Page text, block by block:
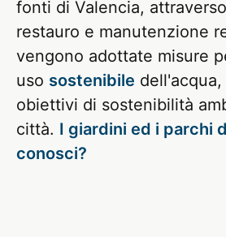
fonti di Valencia,
restauro e manutenzione
vengono adottate misure
uso sostenibile
obiettivi di sostenibilità
città. I giardini ed i parchi
conosci?